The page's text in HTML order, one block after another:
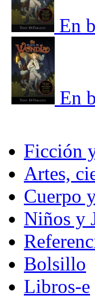
En
En
Ficción
Artes,
Cuerpo
Niños y
Bolsillo
Libros-e